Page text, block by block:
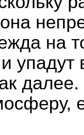
она
на
упадут